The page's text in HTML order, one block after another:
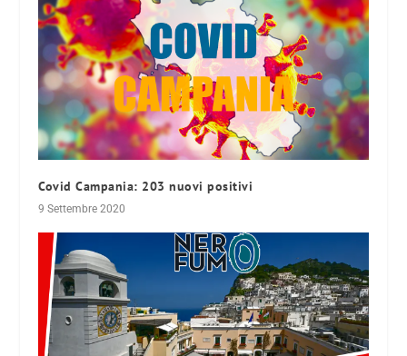
Covid Campania: 203 nuovi positivi
9 Settembre 2020